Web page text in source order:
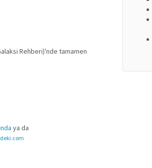
Rehberi)'nde tamamen
ya da